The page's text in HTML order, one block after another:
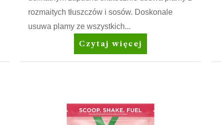
rozmaitych tłuszczów i sosów. Doskonale
usuwa plamy ze wszystkich...
Amway
Home™
Odplamiacz
przed
Czytaj więcej